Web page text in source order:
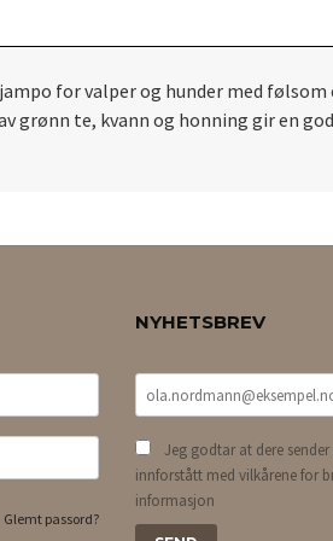
for valper og hunder med
te, kvann og honning gir en
Glemt passord?
NYHETSBREV
Jeg godtar at dere
innforstått med vilkårene for
informasjon